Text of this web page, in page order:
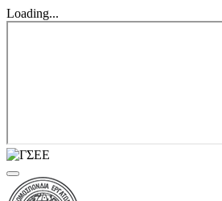
Loading...